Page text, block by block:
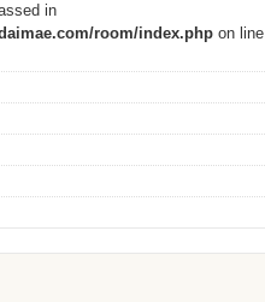
in
room/index.php on line